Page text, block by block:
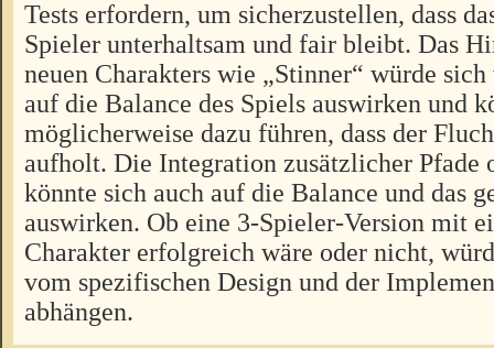
Tests erfordern, um sicherzustellen, dass
Spieler unterhaltsam und fair bleibt. Das
neuen Charakters wie „Stinner“ würde
auf die Balance des Spiels auswirken und
möglicherweise dazu führen, dass der
aufholt. Die Integration zusätzlicher Pfade
könnte sich auch auf die Balance und das
auswirken. Ob eine 3-Spieler-Version mit
Charakter erfolgreich wäre oder nicht,
vom spezifischen Design und der
abhängen.